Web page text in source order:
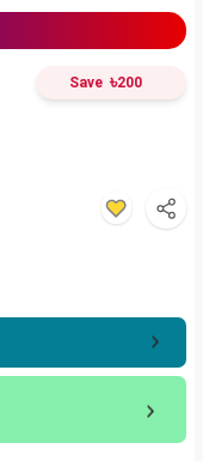
Save ৳200